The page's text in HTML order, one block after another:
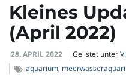
Kleines
(April 2022)
28. APRIL 2022 Gelistet unter
aquarium,